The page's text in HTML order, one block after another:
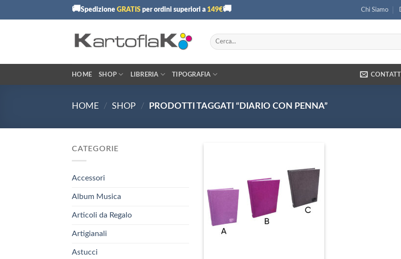
🚚Spedizione GRATIS per ordini superiori a 149€🚚 Chi Siamo
Cerca:
HOME SHOP LIBRERIA TIPOGRAFIA CONTATTI
HOME / SHOP / PRODOTTI TAGGATI “DIARIO CON PENNA”
CATEGORIE
Accessori
Album Musica
Articoli da Regalo
Artigianali
Astucci